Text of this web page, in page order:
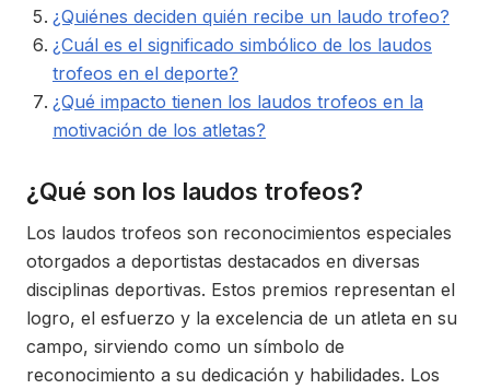
¿Quiénes deciden quién recibe un laudo trofeo?
¿Cuál es el significado simbólico de los laudos
trofeos en el deporte?
¿Qué impacto tienen los laudos trofeos en la
motivación de los atletas?
¿Qué son los laudos trofeos?
Los laudos trofeos son reconocimientos especiales
otorgados a deportistas destacados en diversas
disciplinas deportivas. Estos premios representan el
logro, el esfuerzo y la excelencia de un atleta en su
campo, sirviendo como un símbolo de
reconocimiento a su dedicación y habilidades. Los